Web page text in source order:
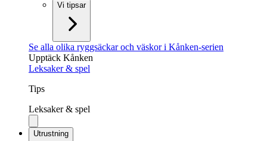
Vi tipsar
Se alla olika ryggsäckar och väskor i Kånken-serien
Upptäck Kånken
Leksaker & spel
Tips
Leksaker & spel
Utrustning